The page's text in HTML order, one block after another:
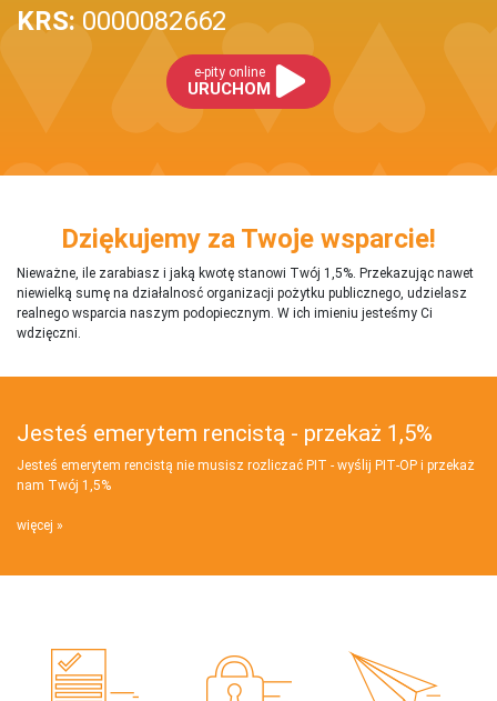
KRS: 0000082662
e-pity online
URUCHOM
Dziękujemy za Twoje wsparcie!
Nieważne, ile zarabiasz i jaką kwotę stanowi Twój 1,5%. Przekazując nawet
niewielką sumę na działalnosć organizacji pożytku publicznego, udzielasz
realnego wsparcia naszym podopiecznym. W ich imieniu jesteśmy Ci
wdzięczni.
Jesteś emerytem rencistą - przekaż 1,5%
Jesteś emerytem rencistą nie musisz rozliczać PIT - wyślij PIT‑OP i przekaż
nam Twój 1,5%
więcej